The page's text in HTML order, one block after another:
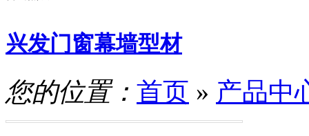
兴发门窗幕墙型材
您的位置： 首页 » 产品中